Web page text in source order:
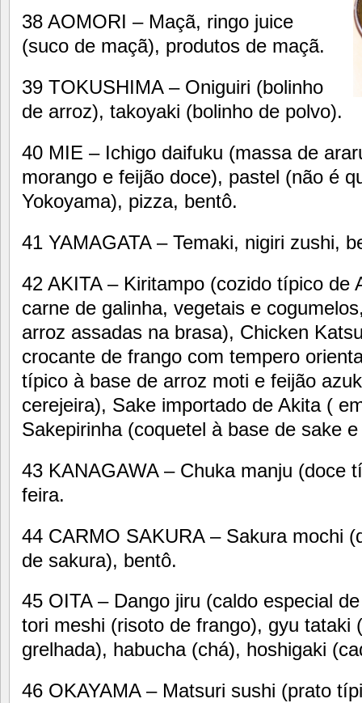
38 AOMORI – Maçã, ringo juice
(suco de maçã), produtos de maçã.
39 TOKUSHIMA – Oniguiri (bolinho
de arroz), takoyaki (bolinho de polvo).
40 MIE – Ichigo daifuku (massa de
morango e feijão doce), pastel (não é
Yokoyama), pizza, bentô.
41 YAMAGATA – Temaki, nigiri zushi,
42 AKITA – Kiritampo (cozido típico de
carne de galinha, vegetais e
arroz assadas na brasa), Chicken
crocante de frango com tempero
típico à base de arroz moti e feijão
cerejeira), Sake importado de Akita (
Sakepirinha (coquetel à base de sake
43 KANAGAWA – Chuka manju (doce
feira.
44 CARMO SAKURA – Sakura mochi
de sakura), bentô.
45 OITA – Dango jiru (caldo especial
tori meshi (risoto de frango), gyu tataki
grelhada), habucha (chá), hoshigaki
46 OKAYAMA – Matsuri sushi (prato